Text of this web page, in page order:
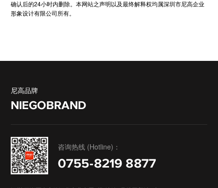
确认后的24小时内删除。本网站之声明以及最终解释权均属深圳市尼高企业
形象设计有限公司所有。
尼高品牌
NIEGOBRAND
咨询热线 (Hotline)：
0755-8219 8877